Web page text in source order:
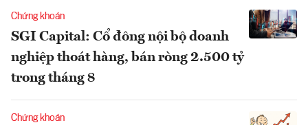
Chứng khoán
SGI Capital: Cổ đông nội bộ doanh
nghiệp thoát hàng, bán ròng 2.500 tỷ
trong tháng 8
Chứng khoán